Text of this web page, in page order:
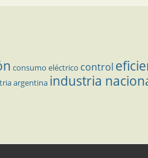
consumo eléctrico control
argentina industria